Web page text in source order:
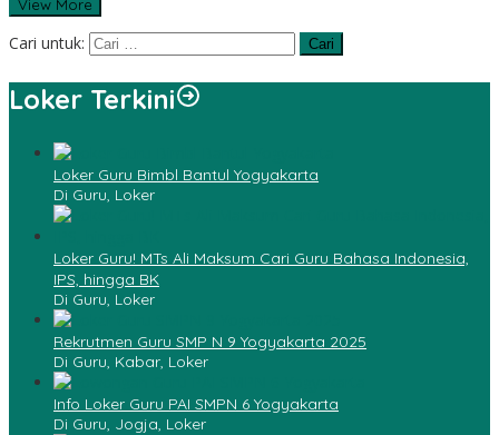
View More
Cari untuk:
Loker Terkini
Loker Guru Bimbl Bantul Yogyakarta
Di Guru, Loker
Loker Guru! MTs Ali Maksum Cari Guru Bahasa Indonesia,
IPS, hingga BK
Di Guru, Loker
Rekrutmen Guru SMP N 9 Yogyakarta 2025
Di Guru, Kabar, Loker
Info Loker Guru PAI SMPN 6 Yogyakarta
Di Guru, Jogja, Loker